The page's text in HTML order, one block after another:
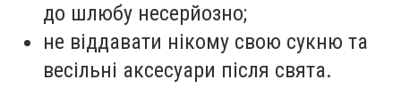
до шлюбу несерйозно;
не віддавати нікому свою сукню та
весільні аксесуари після свята.